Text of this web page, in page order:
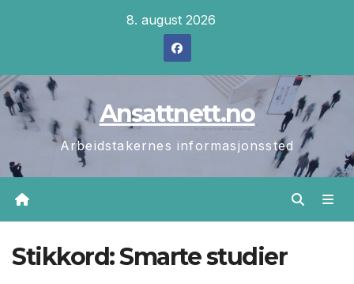
8. august 2026
Ansattnett.no
Arbeidstakernes informasjonssted
Stikkord:Smarte studier